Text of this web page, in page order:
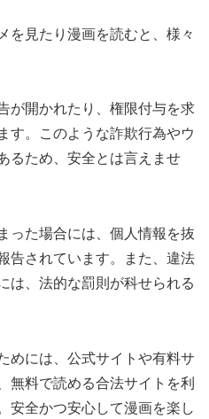
を見たり漫画を読むと、様々
が開かれたり、権限付与を求
す。このような詐欺行為やウ
るため、安全とは言えませ
った場合には、個人情報を抜
告されています。また、違法
は、法的な罰則が科せられる
めには、公式サイトや有料サ
無料で読める合法サイトを利
安全かつ安心して漫画を楽し